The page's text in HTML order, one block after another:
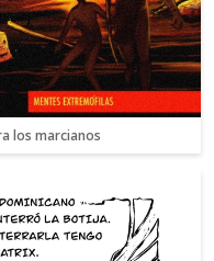
los marcianos